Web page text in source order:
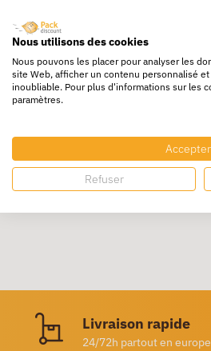
Rouleau de
est 100 %
Ce papier est
Livraison rapide
24/72h partout en europe
Nous utilisons des cookies
Nous pouvons les placer pour analyser les
site Web, afficher un contenu personnalisé
inoubliable. Pour plus d'informations sur les
paramètres.
Refuser